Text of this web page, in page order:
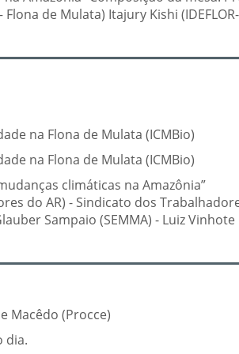
de Mulata) Itajury Kishi
na Flona de Mulata (ICMBio)
na Flona de Mulata (ICMBio)
climáticas na Amazônia”
do AR) - Sindicato dos
Sampaio (SEMMA) - Luiz Vinhote
Macêdo (Procce)
dia.